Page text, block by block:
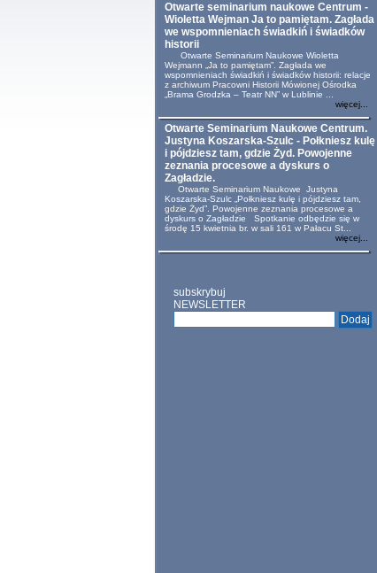
Otwarte seminarium naukowe Centrum -
Wioletta Wejman Ja to pamiętam. Zagłada
we wspomnieniach świadkiń i świadków
historii
Otwarte Seminarium Naukowe Wioletta
Wejmann „Ja to pamiętam”. Zagłada we
wspomnieniach świadkiń i świadków historii: relacje
z archiwum Pracowni Historii Mówionej Ośrodka
„Brama Grodzka – Teatr NN” w Lublinie ...
więcej...
Otwarte Seminarium Naukowe Centrum.
Justyna Koszarska-Szulc - Połkniesz kulę
i pójdziesz tam, gdzie Żyd. Powojenne
zeznania procesowe a dyskurs o
Zagładzie.
Otwarte Seminarium Naukowe Justyna
Koszarska-Szulc „Połkniesz kulę i pójdziesz tam,
gdzie Żyd”. Powojenne zeznania procesowe a
dyskurs o Zagładzie Spotkanie odbędzie się w
środę 15 kwietnia br. w sali 161 w Pałacu St...
więcej...
subskrybuj
NEWSLETTER